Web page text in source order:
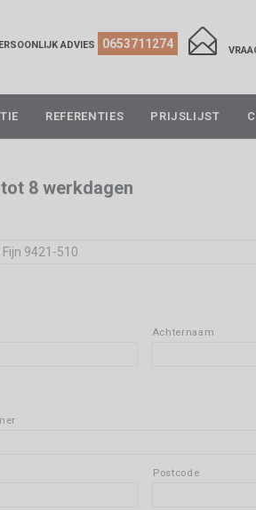
ADVIES 0653711274 
REFERENTIES PRIJSLIJST
8 werkdagen
Achternaam
Postcode